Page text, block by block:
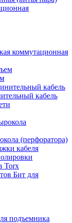
коммутационная
кабель
(перфоратора)
кабеля
Torx
Бит для
подъемника